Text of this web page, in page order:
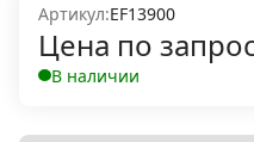
Артикул:EF13900
Цена по
В наличии